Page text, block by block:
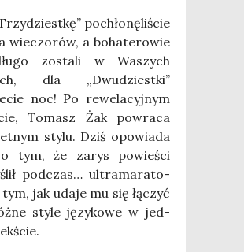
pochło­nę­li­ście
wie­czo­rów, a boha­te­ro­wie
zosta­li w Waszych
dla „Dwu­dziest­ki”
noc! Po rewe­la­cyj­nym
Tomasz Żak powra­ca
sty­lu. Dziś opo­wia­da
tym, że zarys powie­ści
pod­czas… ultra­ma­ra­to­
jak uda­je mu się łączyć
sty­le języ­ko­we w jed­